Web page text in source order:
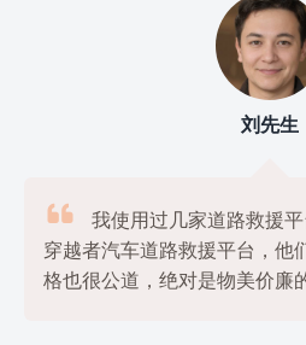
刘先生

我使用过几家道路救援
穿越者汽车道路救援平台，他
格也很公道，绝对是物美价廉